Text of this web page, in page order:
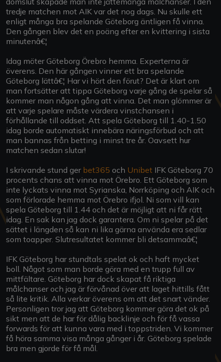
tredje matchen mot AIK var det nog dags. Nu skulle ett
enligt många bra spelande Göteborg äntligen få vinna.
Den gången blev det en poäng efter en kvittering i sista
minutenâ€¦
Idag möter Göteborg Örebro hemma. Experterna är
överens. Den här gången vinner ett bra spelande
Göteborg lättâ€¦ Har vi hört den förut? Det är klart om
man fortsätter att tippa Göteborg varje gång de spelar så
kommer man någon gång att vinna. Det man glömmer är
att varje spelare måste värdera vinstchansen i
förhållande till oddset. Att spela Göteborg till 1.40-1.50
idag borde automatiskt innebära näringsförbud och att
man bannas från betting i minst tre år. Oavsett hur
matchen sedan slutar!
I skrivande stund ger bet365 och Unibet IFK Göteborg 70
procents chans att vinna mot Örebro. Ett Göteborg som
inte lyckats vinna mot Syrianska, Norrköping och AIK och
som förlorade hemma mot Örebro ifjol. Ni som vill kan
spela Göteborg till 1.44 och det är möjligt att ni får rätt
idag. En sak kan jag dock garantera. Om ni spelar på det
sättet i längden så kan ni lika gärna använda era sedlar
som toapper. Slutresultatet kommer bli detsammaâ€¦
IFK Göteborg har stundtals spelat ok och haft mycket
boll. Något som man borde göra med en trupp full av
mittfältare. Göteborg har dock skapat få riktiga
målchanser och jag är förvånad över att laget hittills fått
så lite kritik. Alla verkar överens om att det snart vänder.
Personligen tror jag att Göteborg kommer göra det ok på
sikt men att de har för dålig backlinje och för få vassa
forwards för att kunna vara med i toppstriden. Vi kommer
få höra samma visa många gånger i år. Göteborg spelade
bra men gjorde för få mål.